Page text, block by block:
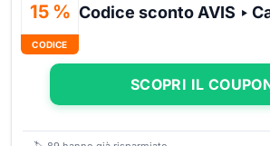
15 %
CODICE
Codice sconto AVIS ‣
SCOPRI IL